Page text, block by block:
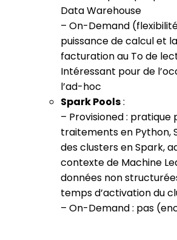
Data Warehouse
– On-Demand
puissance de calcul et
facturation au To de
Intéressant pour de
l’ad-hoc
Spark Pools:
– Provisioned : pratique
traitements en Python,
des clusters en Spark,
contexte de Machine
données non
temps d’activation du
– On-Demand : pas